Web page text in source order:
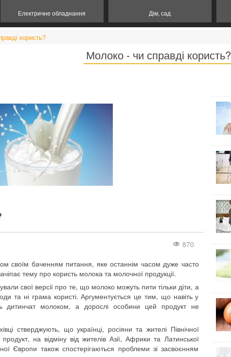
Електричне обладнання Дім, сад
користь?
Молоко - чи справді користь?
870
своїм баченням питання, яке останнім часом дуже часто
тему про користь молока та молочної продукції.
свої версії про те, що молоко можуть пити тільки діти, а
та ні грама користі. Аргументується це тим, що навіть у
дитинчат молоком, а дорослі особини цей продукт не
стверджують, що українці, росіяни та жителі Північної
на відміну від жителів Азії, Африки та Латинської
Європи також спостерігаються проблеми зі засвоєнням